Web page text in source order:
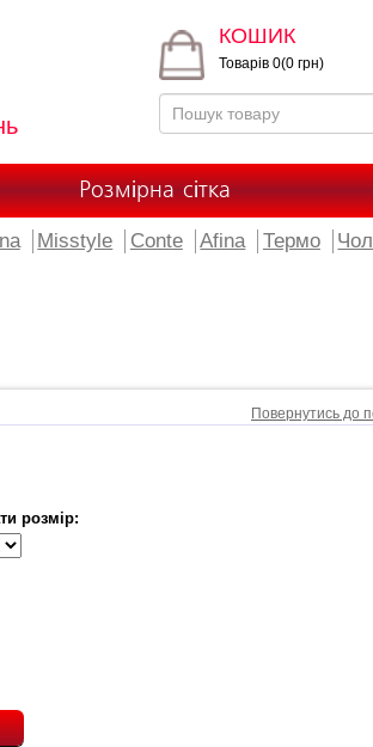
КОШИК
Товарів 0(0 грн)
Розмірна сітка
Misstyle Conte Afina Термо
Повернутись до
розмір: